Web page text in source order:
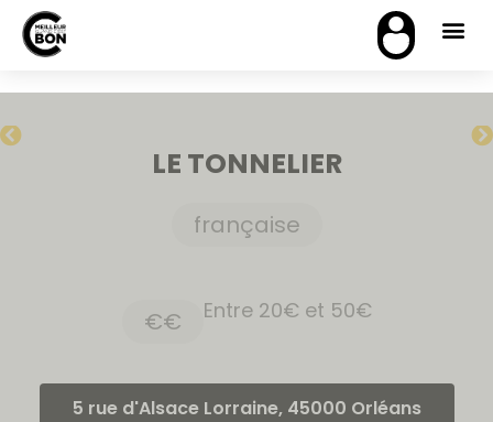
LE TONNELIER
française
€€ Entre 20€ et 50€
5 rue d'Alsace Lorraine, 45000 Orléans